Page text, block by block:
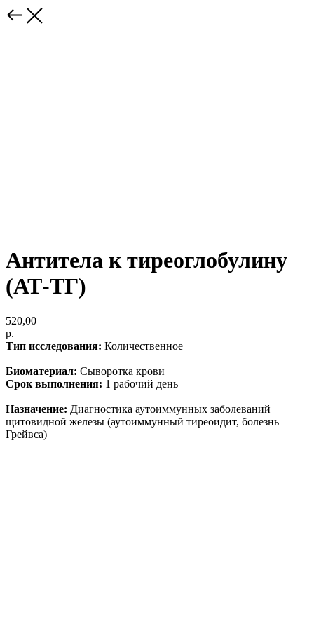
Антитела к тиреоглобулину
(АТ-ТГ)
520,00
р.
Тип исследования: Количественное
Биоматериал: Сыворотка крови
Срок выполнения: 1 рабочий день
Назначение: Диагностика аутоиммунных заболеваний
щитовидной железы (аутоиммунный тиреоидит, болезнь
Грейвса)